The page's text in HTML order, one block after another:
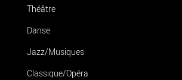
Théâtre
Danse
Jazz/Musiques
Classique/Opéra